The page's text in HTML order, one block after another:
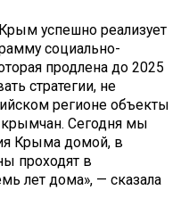
успешно реализует
социально-
продлена до 2025
стратегии, не
регионе объекты
крымчан. Сегодня мы
Крыма домой, в
проходят в
лет дома», — сказала